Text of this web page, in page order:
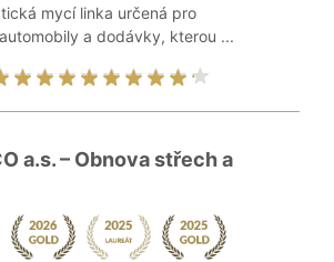
mycí linka určená pro
a dodávky, kterou ...
a.s. – Obnova střech a